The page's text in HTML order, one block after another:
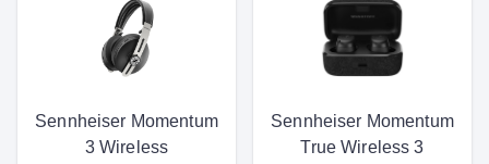
Sennheiser Momentum
3 Wireless
Sennheiser Momentum
True Wireless 3